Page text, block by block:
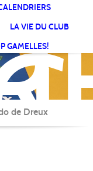
LA VIE DU CLUB
GAMELLES!
de Dreux